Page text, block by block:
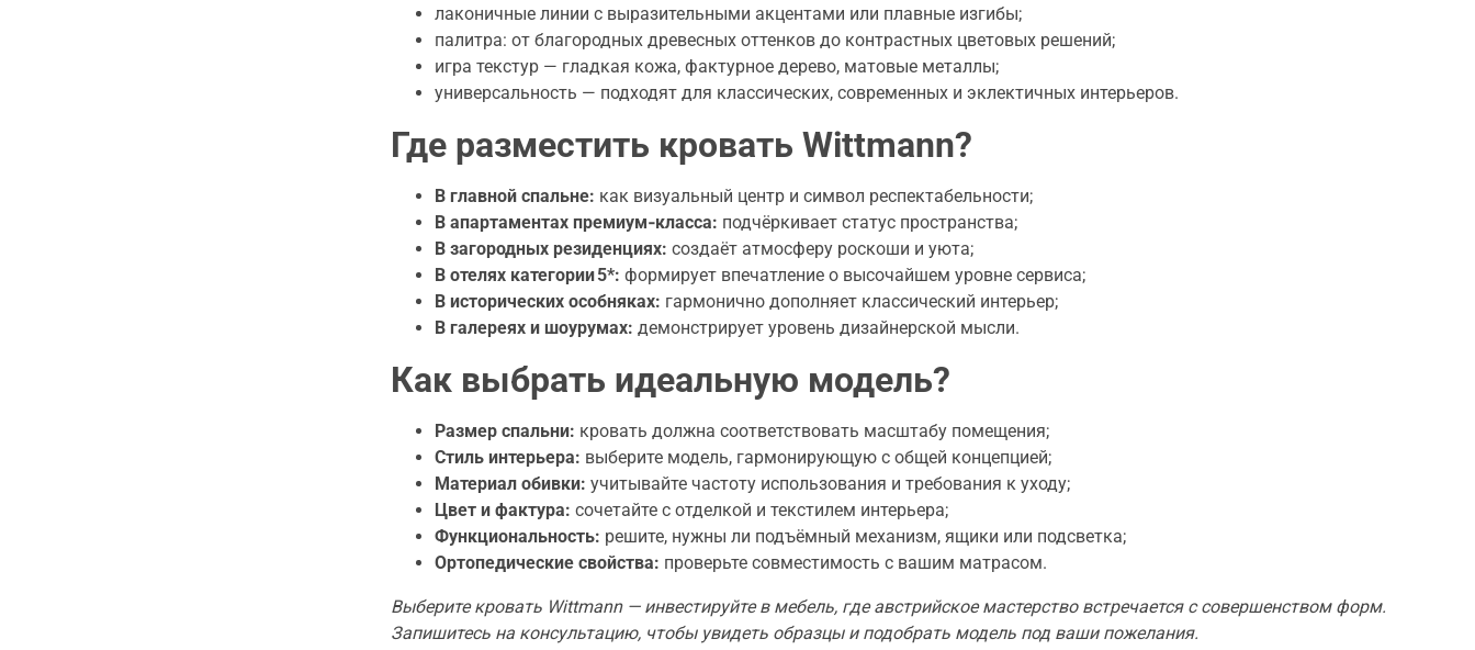
лаконичные линии с выразительными акцентами или плавные изгибы;
палитра: от благородных древесных оттенков до контрастных цветовых решений;
игра текстур — гладкая кожа, фактурное дерево, матовые металлы;
универсальность — подходят для классических, современных и эклектичных интерьеров.
Где разместить кровать Wittmann?
В главной спальне: как визуальный центр и символ респектабельности;
В апартаментах премиум‑класса: подчёркивает статус пространства;
В загородных резиденциях: создаёт атмосферу роскоши и уюта;
В отелях категории 5*: формирует впечатление о высочайшем уровне сервиса;
В исторических особняках: гармонично дополняет классический интерьер;
В галереях и шоурумах: демонстрирует уровень дизайнерской мысли.
Как выбрать идеальную модель?
Размер спальни: кровать должна соответствовать масштабу помещения;
Стиль интерьера: выберите модель, гармонирующую с общей концепцией;
Материал обивки: учитывайте частоту использования и требования к уходу;
Цвет и фактура: сочетайте с отделкой и текстилем интерьера;
Функциональность: решите, нужны ли подъёмный механизм, ящики или подсветка;
Ортопедические свойства: проверьте совместимость с вашим матрасом.
Выберите кровать Wittmann — инвестируйте в мебель, где австрийское мастерство встречается с совершенством форм.
Запишитесь на консультацию, чтобы увидеть образцы и подобрать модель под ваши пожелания.